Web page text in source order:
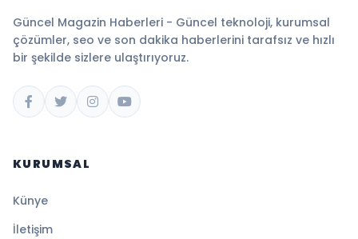
Güncel Magazin Haberleri - Güncel teknoloji, kurumsal
çözümler, seo ve son dakika haberlerini tarafsız ve hızlı
bir şekilde sizlere ulaştırıyoruz.
KURUMSAL
Künye
İletişim